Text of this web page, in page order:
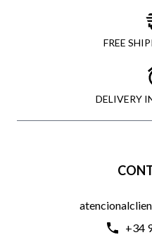
FREE
DELIVERY
+34